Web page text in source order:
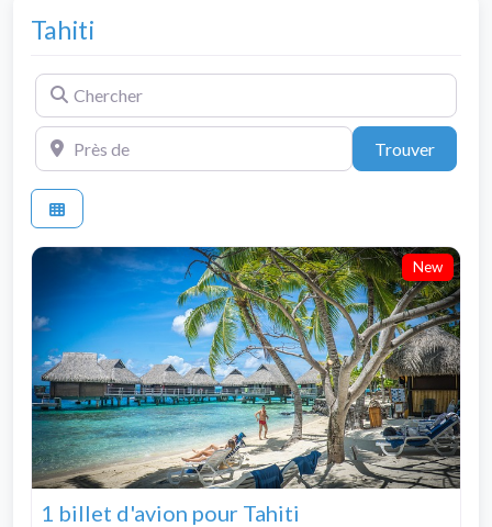
Tahiti
Chercher
Près de
Trouver
New
1 billet d'avion pour Tahiti